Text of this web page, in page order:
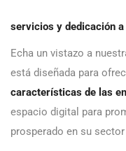
servicios y dedicación
Echa un vistazo a
está diseñada para
características de las
espacio digital para
prosperado en su